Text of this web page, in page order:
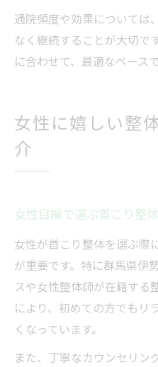
通院頻度や効果については
なく継続することが大切で
に合わせて、最適なペース
女性に嬉しい整
介
女性目線で選ぶ首こり整
女性が首こり整体を選ぶ際
が重要です。特に群馬県伊
スや女性整体師が在籍する
により、初めての方でもリ
くなっています。
また、丁寧なカウンセリン